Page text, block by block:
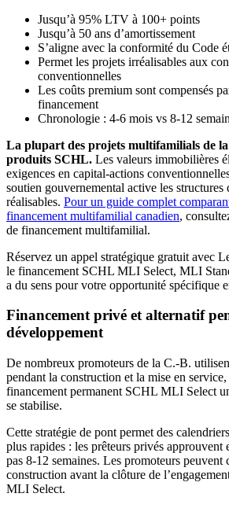
Jusqu’à 95% LTV à 100+ points
Jusqu’à 50 ans d’amortissement
S’aligne avec la conformité du Code
Permet les projets irréalisables aux
conventionnelles
Les coûts premium sont compensés
financement
Chronologie : 4-6 mois vs 8-12
La plupart des projets multifamilials de
produits SCHL. Les valeurs immobilières
exigences en capital-actions
soutien gouvernemental active les structures
réalisables. Pour un guide complet
financement multifamilial canadien,
de financement multifamilial.
Réservez un appel stratégique gratuit avec
le financement SCHL MLI Select, MLI
a du sens pour votre opportunité spécifique
Financement privé et alternatif
développement
De nombreux promoteurs de la C.-B.
pendant la construction et la mise en service,
financement permanent SCHL MLI Select
se stabilise.
Cette stratégie de pont permet des
plus rapides : les prêteurs privés approuvent
pas 8-12 semaines. Les promoteurs peuvent
construction avant la clôture de
MLI Select.